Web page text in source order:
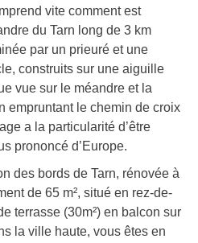
vite comment est
du Tarn long de 3 km
par un prieuré et une
construits sur une aiguille
vue sur le méandre et la
empruntant le chemin de croix
a la particularité d’être
prononcé d’Europe.
des bords de Tarn, rénovée à
de 65 m², situé en rez-de-
terrasse (30m²) en balcon sur
la ville haute, vous êtes en